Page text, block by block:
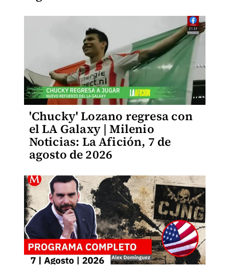
'Chucky' Lozano regresa con
el LA Galaxy | Milenio
Noticias: La Afición, 7 de
agosto de 2026